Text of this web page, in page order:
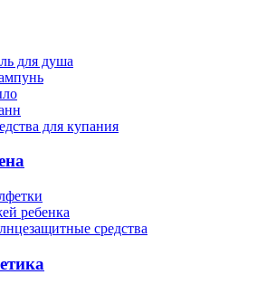
для душа
для купания
ребенка
средства